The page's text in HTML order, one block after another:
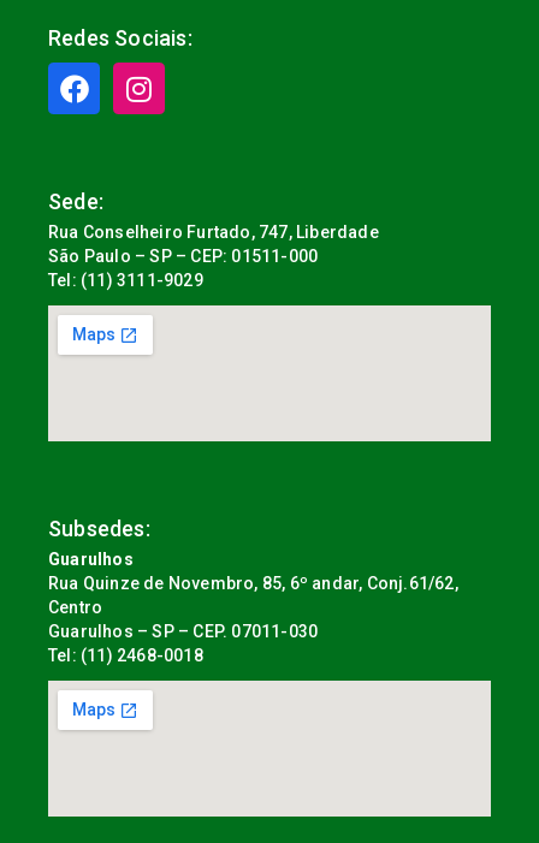
Redes Sociais:
Sede:
Rua Conselheiro Furtado, 747, Liberdade
São Paulo – SP – CEP: 01511-000
Tel: (11) 3111-9029
Subsedes:
Guarulhos
Rua Quinze de Novembro, 85, 6º andar, Conj.61/62,
Centro
Guarulhos – SP – CEP. 07011-030
Tel: (11) 2468-0018